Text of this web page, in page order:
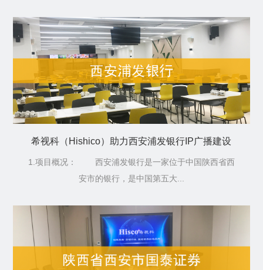
希视科（Hishico）助力西安浦发银行IP广播建设
1.项目概况： 西安浦发银行是一家位于中国陕西省西
安市的银行，是中国第五大...